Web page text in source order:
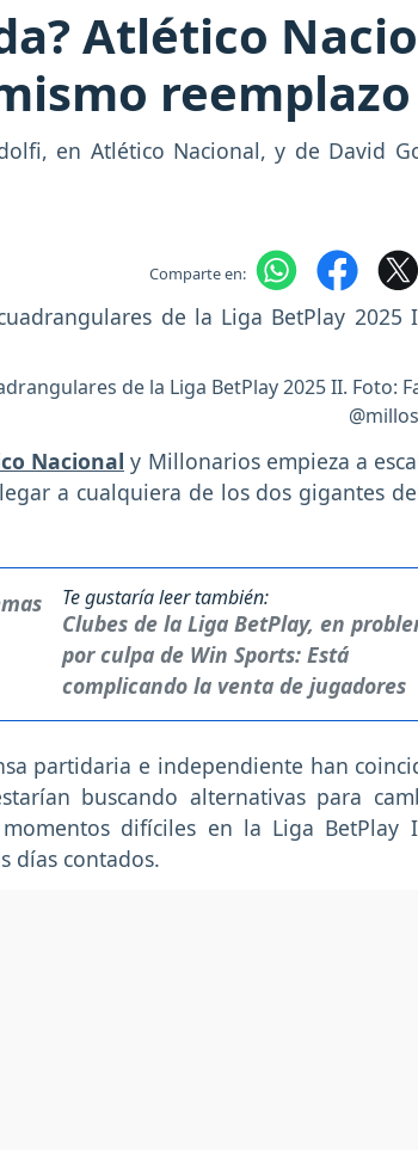
Atlético
en Atlético Nacional, y de David
Comparte en:
de la Liga BetPlay 2025 II. Foto:
Nacional y Millonarios empieza a
a cualquiera de los dos gigantes
Te gustaría leer también:
Clubes de la Liga BetPlay, en
por culpa de Win Sports: Está
complicando la venta de jugadores
partidaria e independiente han
buscando alternativas para
difíciles en la Liga BetPlay
días contados.